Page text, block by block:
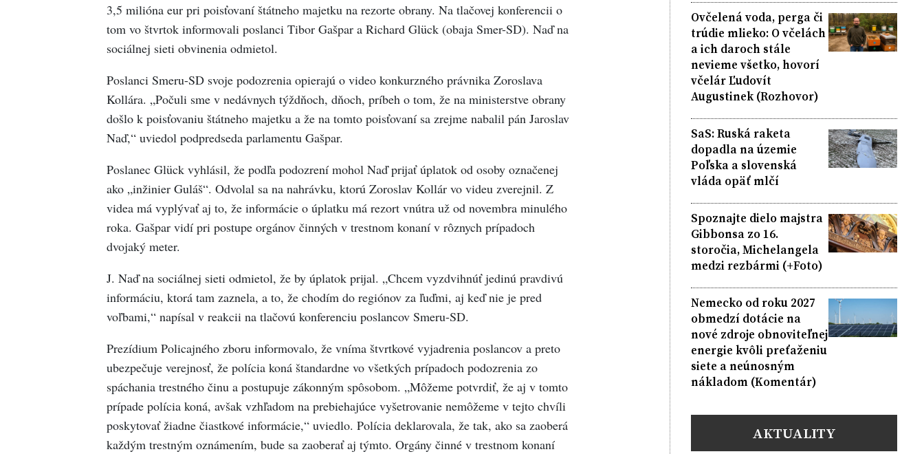
3,5 milióna eur pri poisťovaní štátneho majetku na rezorte obrany. Na tlačovej konferencii o
tom vo štvrtok informovali poslanci Tibor Gašpar a Richard Glück (obaja Smer-SD). Naď na
sociálnej sieti obvinenia odmietol.
Poslanci Smeru-SD svoje podozrenia opierajú o video konkurzného právnika Zoroslava
Kollára. „Počuli sme v nedávnych týždňoch, dňoch, príbeh o tom, že na ministerstve obrany
došlo k poisťovaniu štátneho majetku a že na tomto poisťovaní sa zrejme nabalil pán Jaroslav
Naď,“ uviedol podpredseda parlamentu Gašpar.
Poslanec Glück vyhlásil, že podľa podozrení mohol Naď prijať úplatok od osoby označenej
ako „inžinier Guláš“. Odvolal sa na nahrávku, ktorú Zoroslav Kollár vo videu zverejnil. Z
videa má vyplývať aj to, že informácie o úplatku má rezort vnútra už od novembra minulého
roka. Gašpar vidí pri postupe orgánov činných v trestnom konaní v rôznych prípadoch
dvojaký meter.
J. Naď na sociálnej sieti odmietol, že by úplatok prijal. „Chcem vyzdvihnúť jedinú pravdivú
informáciu, ktorá tam zaznela, a to, že chodím do regiónov za ľuďmi, aj keď nie je pred
voľbami,“ napísal v reakcii na tlačovú konferenciu poslancov Smeru-SD.
Prezídium Policajného zboru informovalo, že vníma štvrtkové vyjadrenia poslancov a preto
ubezpečuje verejnosť, že polícia koná štandardne vo všetkých prípadoch podozrenia zo
spáchania trestného činu a postupuje zákonným spôsobom. „Môžeme potvrdiť, že aj v tomto
prípade polícia koná, avšak vzhľadom na prebiehajúce vyšetrovanie nemôžeme v tejto chvíli
poskytovať žiadne čiastkové informácie,“ uviedlo. Polícia deklarovala, že tak, ako sa zaoberá
každým trestným oznámením, bude sa zaoberať aj týmto. Orgány činné v trestnom konaní
Ovčelená voda, perga či
trúdie mlieko: O včelách
a ich daroch stále
nevieme všetko, hovorí
včelár Ľudovít
Augustinek (Rozhovor)
SaS: Ruská raketa
dopadla na územie
Poľska a slovenská
vláda opäť mlčí
Spoznajte dielo majstra
Gibbonsa zo 16.
storočia, Michelangela
medzi rezbármi (+Foto)
Nemecko od roku 2027
obmedzí dotácie na
nové zdroje obnoviteľnej
energie kvôli preťaženiu
siete a neúnosným
nákladom (Komentár)
AKTUALITY